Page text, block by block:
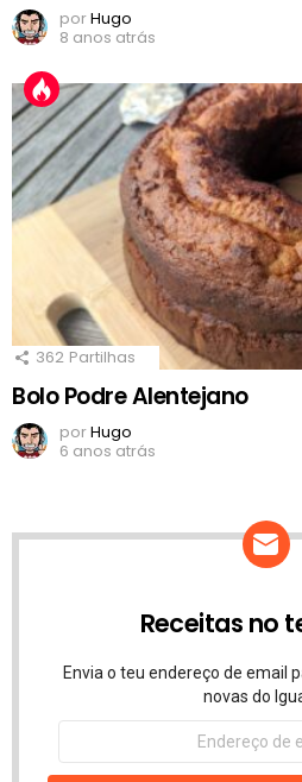
porHugo
8 anos atrás
362 Partilhas
Bolo Podre Alentejano
porHugo
6 anos atrás
Receitas no
Envia o teu endereço de email
novas do
Endereço
email